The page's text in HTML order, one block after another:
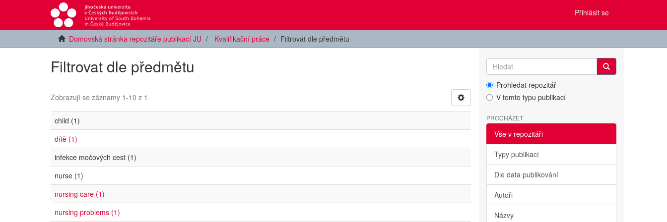
Přihlásit se
Domovská stránka repozitáře publikací JU Kvalifikační práce Filtrovat dle předmětu
Filtrovat dle předmětu
Zobrazují se záznamy 1-10 z 1
child (1)
dítě (1)
infekce močových cest (1)
nurse (1)
nursing care (1)
nursing problems (1)
Prohledat repozitář
V tomto typu publikací
PROCHÁZET
Vše v repozitáři
Typy publikací
Dle data publikování
Autoři
Názvy